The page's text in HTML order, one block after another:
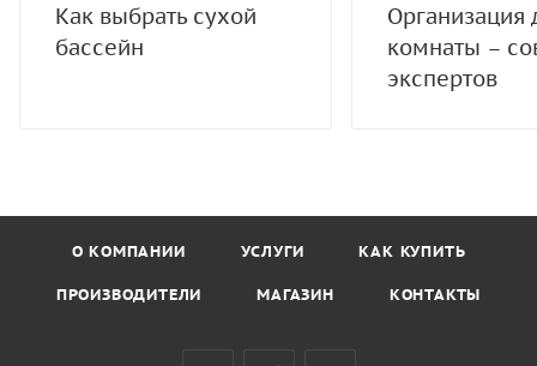
Как выбрать сухой
бассейн
Организация
комнаты –
экспертов
О КОМПАНИИ УСЛУГИ КАК КУПИТЬ
ПРОИЗВОДИТЕЛИ МАГАЗИН КОНТАКТЫ